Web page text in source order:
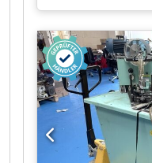
leistungsstarke
einer
Bindungen pro
Buchdicken mit
Zoll bis 1 Zoll
Bindestärke 23
Handgeführtes
Buchblöcke. B599
mit: